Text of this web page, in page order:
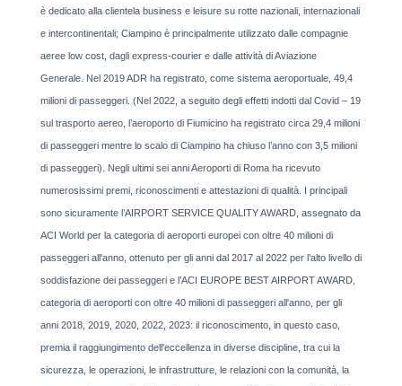
è dedicato alla clientela business e leisure su rotte nazionali, internazionali
e intercontinentali; Ciampino è principalmente utilizzato dalle compagnie
aeree low cost, dagli express-courier e dalle attività di Aviazione
Generale. Nel 2019 ADR ha registrato, come sistema aeroportuale, 49,4
milioni di passeggeri. (Nel 2022, a seguito degli effetti indotti dal Covid – 19
sul trasporto aereo, l’aeroporto di Fiumicino ha registrato circa 29,4 milioni
di passeggeri mentre lo scalo di Ciampino ha chiuso l’anno con 3,5 milioni
di passeggeri). Negli ultimi sei anni Aeroporti di Roma ha ricevuto
numerosissimi premi, riconoscimenti e attestazioni di qualità. I principali
sono sicuramente l’AIRPORT SERVICE QUALITY AWARD, assegnato da
ACI World per la categoria di aeroporti europei con oltre 40 milioni di
passeggeri all'anno, ottenuto per gli anni dal 2017 al 2022 per l’alto livello di
soddisfazione dei passeggeri e l’ACI EUROPE BEST AIRPORT AWARD,
categoria di aeroporti con oltre 40 milioni di passeggeri all'anno, per gli
anni 2018, 2019, 2020, 2022, 2023: il riconoscimento, in questo caso,
premia il raggiungimento dell'eccellenza in diverse discipline, tra cui la
sicurezza, le operazioni, le infrastrutture, le relazioni con la comunità, la